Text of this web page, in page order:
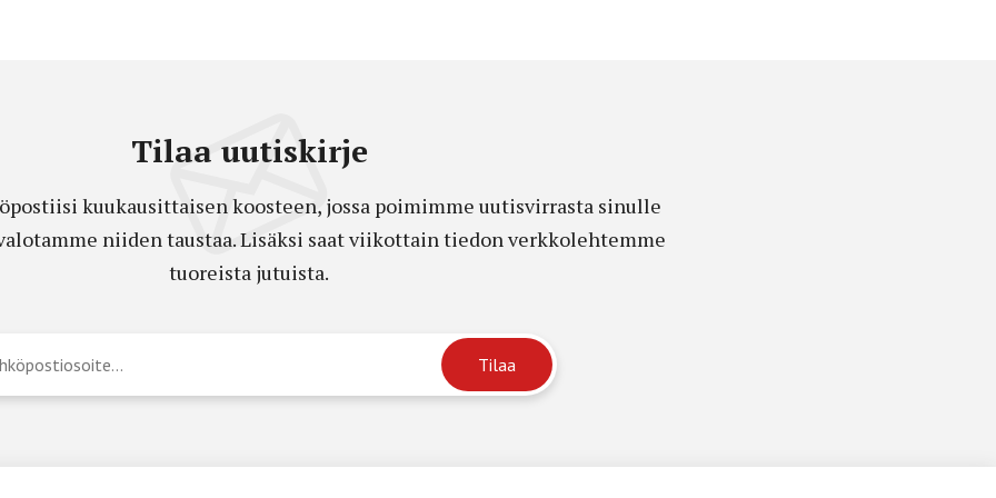
Tilaa uutiskirje
kuukausittaisen koosteen, jossa poimimme uutisvirrasta sinulle
niiden taustaa. Lisäksi saat viikottain tiedon verkkolehtemme
tuoreista jutuista.